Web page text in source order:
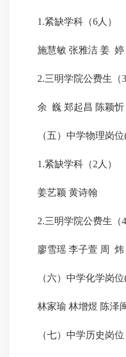
1.紧缺学科（6人）
施慧敏 张雅洁 姜 婷
2.三明学院公费生（3
余 巍 郑起昌 陈颖忻
（五）中学物理岗位
1.紧缺学科（2人）
姜艺颖 黄诗翰
2.三明学院公费生（4
廖雪瑶 李子萱 周 炜
（六）中学化学岗位(
林家瑜 林增煜 陈泽
（七）中学历史岗位